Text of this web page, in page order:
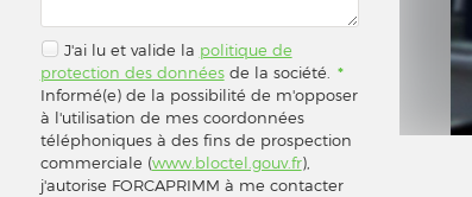
J'ai lu et valide la politique de
protection des donnéesde la société. *
Informé(e) de la possibilité de m'opposer
à l'utilisation de mes coordonnées
téléphoniques à des fins de prospection
commerciale (www.bloctel.gouv.fr),
j'autorise FORCAPRIMM à me contacter